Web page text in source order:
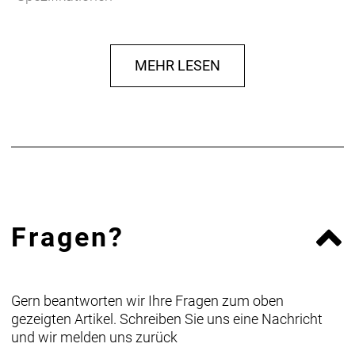
MEHR LESEN
Fragen?
Gern beantworten wir Ihre Fragen zum oben
gezeigten Artikel. Schreiben Sie uns eine Nachricht
und wir melden uns zurück